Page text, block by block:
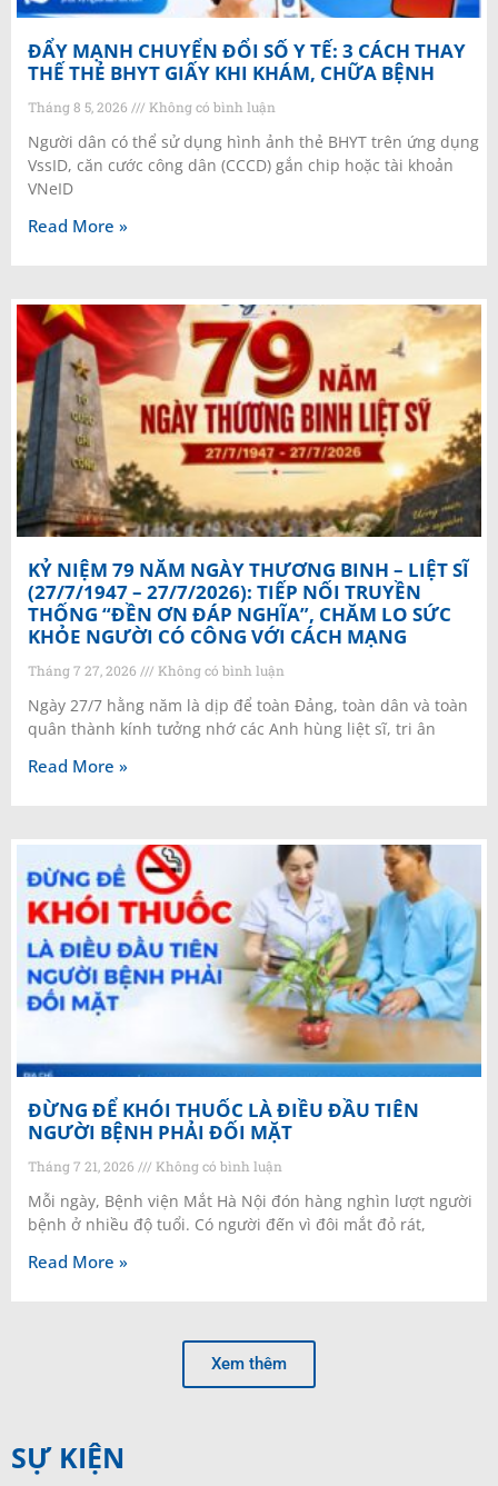
ĐẨY MẠNH CHUYỂN ĐỔI SỐ Y TẾ: 3 CÁCH THAY
THẾ THẺ BHYT GIẤY KHI KHÁM, CHỮA BỆNH
Tháng 8 5, 2026 Không có bình luận
Người dân có thể sử dụng hình ảnh thẻ BHYT trên ứng dụng
VssID, căn cước công dân (CCCD) gắn chip hoặc tài khoản
VNeID
Read More »
KỶ NIỆM 79 NĂM NGÀY THƯƠNG BINH – LIỆT SĨ
(27/7/1947 – 27/7/2026): TIẾP NỐI TRUYỀN
THỐNG “ĐỀN ƠN ĐÁP NGHĨA”, CHĂM LO SỨC
KHỎE NGƯỜI CÓ CÔNG VỚI CÁCH MẠNG
Tháng 7 27, 2026 Không có bình luận
Ngày 27/7 hằng năm là dịp để toàn Đảng, toàn dân và toàn
quân thành kính tưởng nhớ các Anh hùng liệt sĩ, tri ân
Read More »
ĐỪNG ĐỂ KHÓI THUỐC LÀ ĐIỀU ĐẦU TIÊN
NGƯỜI BỆNH PHẢI ĐỐI MẶT
Tháng 7 21, 2026 Không có bình luận
Mỗi ngày, Bệnh viện Mắt Hà Nội đón hàng nghìn lượt người
bệnh ở nhiều độ tuổi. Có người đến vì đôi mắt đỏ rát,
Read More »
Xem thêm
SỰ KIỆN